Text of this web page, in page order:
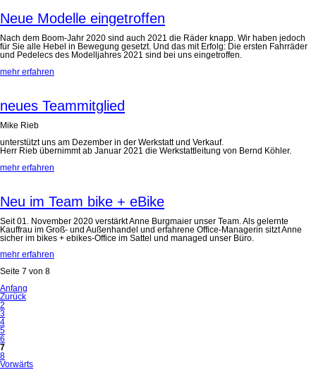
Neue Modelle eingetroffen
Nach dem Boom-Jahr 2020 sind auch 2021 die Räder knapp. Wir haben jedoch
für Sie alle Hebel in Bewegung gesetzt. Und das mit Erfolg: Die ersten Fahrräder
und Pedelecs des Modelljahres 2021 sind bei uns eingetroffen.
mehr erfahren
neues Teammitglied
Mike Rieb
unterstützt uns am Dezember in der Werkstatt und Verkauf.
Herr Rieb übernimmt ab Januar 2021 die Werkstattleitung von Bernd Köhler.
mehr erfahren
Neu im Team bike + eBike
Seit 01. November 2020 verstärkt Anne Burgmaier unser Team. Als gelernte
Kauffrau im Groß- und Außenhandel und erfahrene Office-Managerin sitzt Anne
sicher im bikes + ebikes-Office im Sattel und managed unser Büro.
mehr erfahren
Seite 7 von 8
Anfang
Zurück
2
3
4
5
6
7
8
Vorwärts